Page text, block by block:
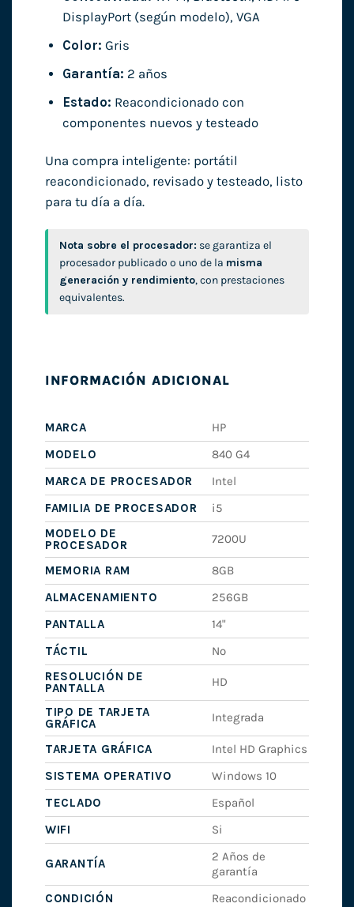
DisplayPort (según modelo), VGA
Color: Gris
Garantía: 2 años
Estado: Reacondicionado con
componentes nuevos y testeado
Una compra inteligente: portátil
reacondicionado, revisado y testeado, listo
para tu día a día.
Nota sobre el procesador: se garantiza el
procesador publicado o uno de la misma
generación y rendimiento, con prestaciones
equivalentes.
INFORMACIÓN ADICIONAL
MARCA
HP
MODELO
840 G4
MARCA DE PROCESADOR
Intel
FAMILIA DE PROCESADOR
i5
MODELO DE
PROCESADOR
7200U
MEMORIA RAM
8GB
ALMACENAMIENTO
256GB
PANTALLA
14"
TÁCTIL
No
RESOLUCIÓN DE
PANTALLA
HD
TIPO DE TARJETA
GRÁFICA
Integrada
TARJETA GRÁFICA
Intel HD Graphics
SISTEMA OPERATIVO
Windows 10
TECLADO
Español
WIFI
Si
GARANTÍA
2 Años de
garantía
CONDICIÓN
Reacondicionado